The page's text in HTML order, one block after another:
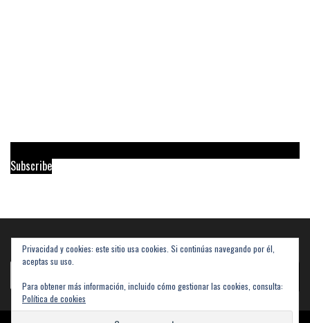
Subscribe
Buscar
Privacidad y cookies: este sitio usa cookies. Si continúas navegando por él,
aceptas su uso.
Para obtener más información, incluido cómo gestionar las cookies, consulta:
Política de cookies